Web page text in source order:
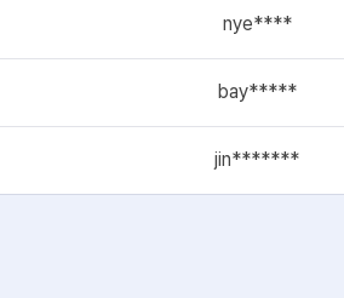
nye****
bay*****
jin*******